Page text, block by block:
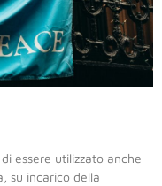
essere utilizzato anche
su incarico della